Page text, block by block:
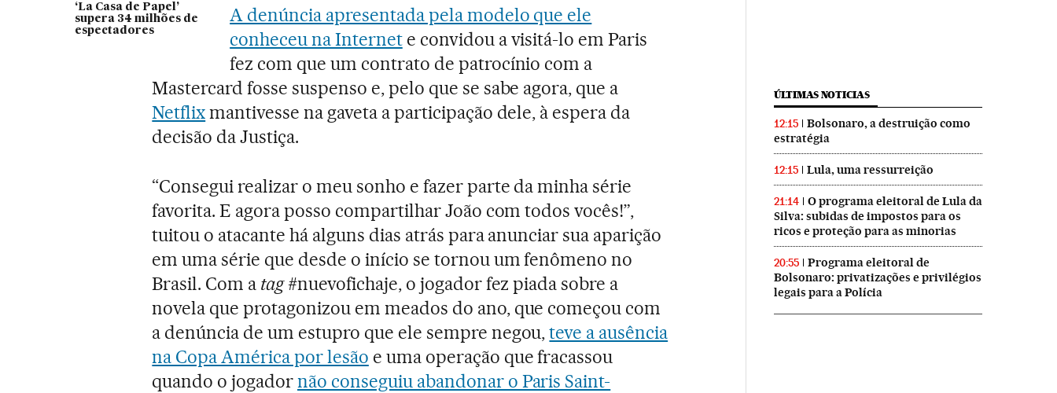
‘La Casa de Papel’
supera 34 milhões de
espectadores
A denúncia apresentada pela modelo que ele
conheceu na Internete convidou a visitá-lo em Paris
fez com que um contrato de patrocínio com a
Mastercard fosse suspenso e, pelo que se sabe agora, que a
Netflixmantivesse na gaveta a participação dele, à espera da
decisão da Justiça.
“Consegui realizar o meu sonho e fazer parte da minha série
favorita. E agora posso compartilhar João com todos vocês!”,
tuitou o atacante há alguns dias atrás para anunciar sua aparição
em uma série que desde o início se tornou um fenômeno no
Brasil. Com a tag#nuevofichaje, o jogador fez piada sobre a
novela que protagonizou em meados do ano, que começou com
a denúncia de um estupro que ele sempre negou,teve a ausência
na Copa América por lesão e uma operação que fracassou
quando o jogadornão conseguiu abandonar o Paris Saint-
ÚLTIMAS NOTICIAS
12:15
Bolsonaro, a destruição como
estratégia
12:15 Lula, uma ressurreição
21:14
O programa eleitoral de Lula da
Silva: subidas de impostos para os
ricos e proteção para as minorias
20:55
Programa eleitoral de
Bolsonaro: privatizações e privilégios
legais para a Polícia